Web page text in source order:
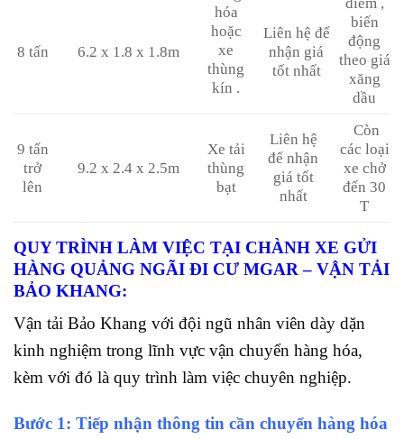
hóa
hoặc
xe
thùng
kín .
biến
động
theo giá
xăng
dầu
8 tấn 6.2 x 1.8 x 1.8m
Liên hệ để
nhận giá
tốt nhất
9 tấn
trở
lên
9.2 x 2.4 x 2.5m
Xe tải
thùng
bạt
Liên hệ
để nhận
giá tốt
nhất
Còn
các loại
xe chở
đến 30
T
QUY TRÌNH LÀM VIỆC TẠI CHÀNH XE GỬI
HÀNG QUẢNG NGÃI ĐI CƯ MGAR – VẬN TẢI
BẢO KHANG:
Vận tải Bảo Khang với đội ngũ nhân viên dày dặn
kinh nghiệm trong lĩnh vực vận chuyển hàng hóa,
kèm với đó là quy trình làm việc chuyên nghiệp.
Bước 1: Tiếp nhận thông tin cần chuyển hàng hóa